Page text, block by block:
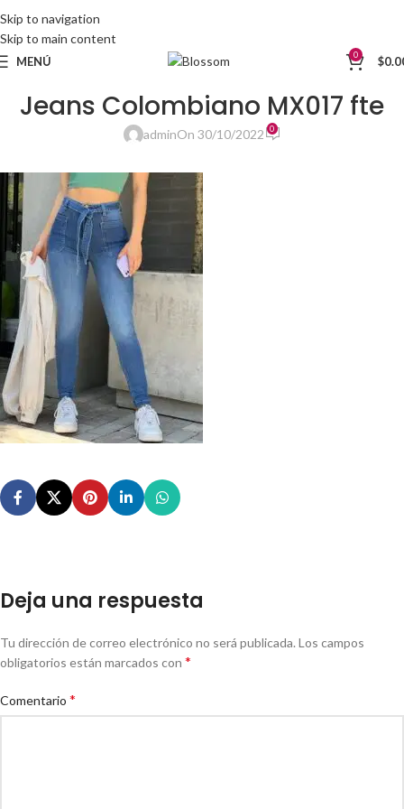
Skip to navigation
Skip to main content
MENÚ 0 $
Jeans Colombiano MX017 fte
adminOn 30/10/2022 0
Deja una respuesta
Tu dirección de correo electrónico no será publicada. Los campos
obligatorios están marcados con *
Comentario *